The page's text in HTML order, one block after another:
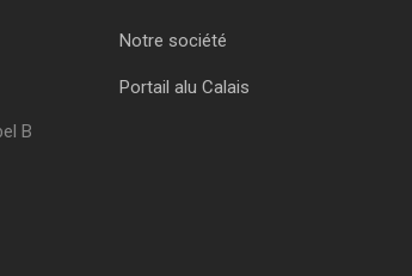
B
Notre société
Portail alu Calais